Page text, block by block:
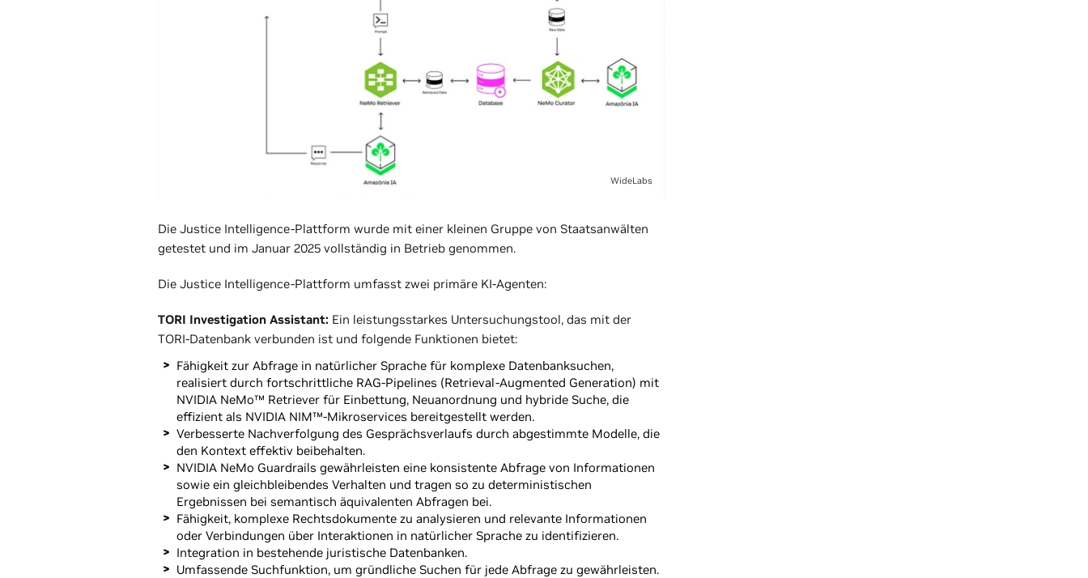
WideLabs
Die Justice Intelligence-Plattform wurde mit einer kleinen Gruppe von Staatsanwälten
getestet und im Januar 2025 vollständig in Betrieb genommen.
Die Justice Intelligence-Plattform umfasst zwei primäre KI-Agenten:
TORI Investigation Assistant: Ein leistungsstarkes Untersuchungstool, das mit der
TORI-Datenbank verbunden ist und folgende Funktionen bietet:
Fähigkeit zur Abfrage in natürlicher Sprache für komplexe Datenbanksuchen,
realisiert durch fortschrittliche RAG-Pipelines (Retrieval-Augmented Generation) mit
NVIDIA NeMo™ Retriever für Einbettung, Neuanordnung und hybride Suche, die
effizient als NVIDIA NIM™-Mikroservices bereitgestellt werden.
Verbesserte Nachverfolgung des Gesprächsverlaufs durch abgestimmte Modelle, die
den Kontext effektiv beibehalten.
NVIDIA NeMo Guardrails gewährleisten eine konsistente Abfrage von Informationen
sowie ein gleichbleibendes Verhalten und tragen so zu deterministischen
Ergebnissen bei semantisch äquivalenten Abfragen bei.
Fähigkeit, komplexe Rechtsdokumente zu analysieren und relevante Informationen
oder Verbindungen über Interaktionen in natürlicher Sprache zu identifizieren.
Integration in bestehende juristische Datenbanken.
Umfassende Suchfunktion, um gründliche Suchen für jede Abfrage zu gewährleisten.